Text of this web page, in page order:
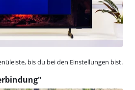
bis du bei den Einstellungen bist.